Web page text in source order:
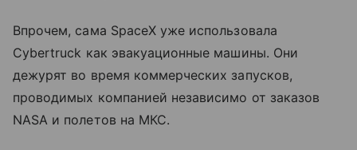
Впрочем, сама SpaceX уже использовала
Cybertruck как эвакуационные машины. Они
дежурят во время коммерческих запусков,
проводимых компанией независимо от заказов
NASA и полетов на МКС.